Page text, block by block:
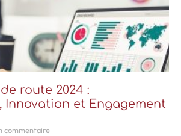
route 2024 :
et Engagement
commentaire